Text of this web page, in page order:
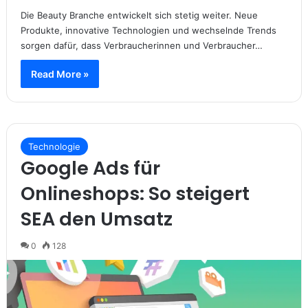
Die Beauty Branche entwickelt sich stetig weiter. Neue
Produkte, innovative Technologien und wechselnde Trends
sorgen dafür, dass Verbraucherinnen und Verbraucher…
Read More »
Technologie
Google Ads für
Onlineshops: So steigert
SEA den Umsatz
0 128